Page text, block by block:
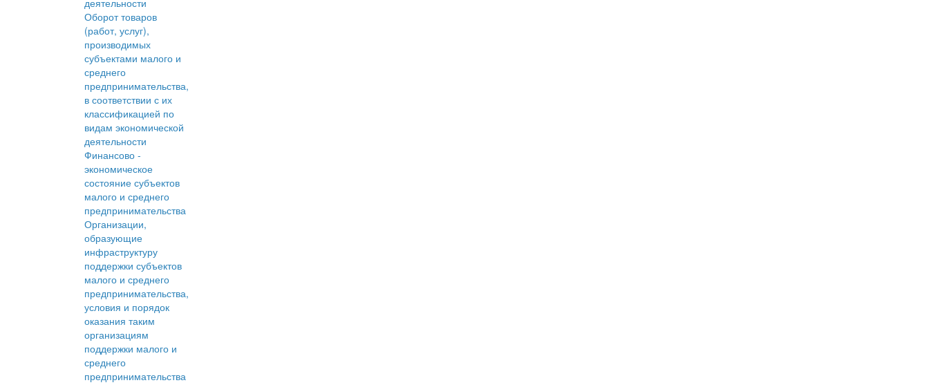
деятельности
Оборот товаров
(работ, услуг),
производимых
субъектами малого и
среднего
предпринимательства,
в соответствии с их
классификацией по
видам экономической
деятельности
Финансово -
экономическое
состояние субъектов
малого и среднего
предпринимательства
Организации,
образующие
инфраструктуру
поддержки субъектов
малого и среднего
предпринимательства,
условия и порядок
оказания таким
организациям
поддержки малого и
среднего
предпринимательства